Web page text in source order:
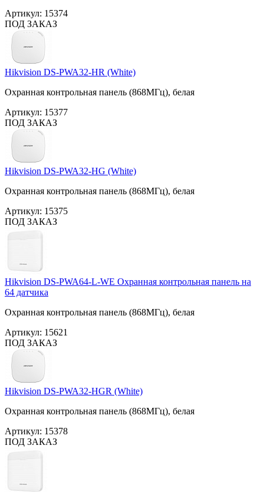
Артикул: 15374
ПОД ЗАКАЗ
Hikvision DS-PWA32-HR (White)
Охранная контрольная панель (868МГц), белая
Артикул: 15377
ПОД ЗАКАЗ
Hikvision DS-PWA32-HG (White)
Охранная контрольная панель (868МГц), белая
Артикул: 15375
ПОД ЗАКАЗ
Hikvision DS-PWA64-L-WE Охранная контрольная панель на
64 датчика
Охранная контрольная панель (868МГц), белая
Артикул: 15621
ПОД ЗАКАЗ
Hikvision DS-PWA32-HGR (White)
Охранная контрольная панель (868МГц), белая
Артикул: 15378
ПОД ЗАКАЗ